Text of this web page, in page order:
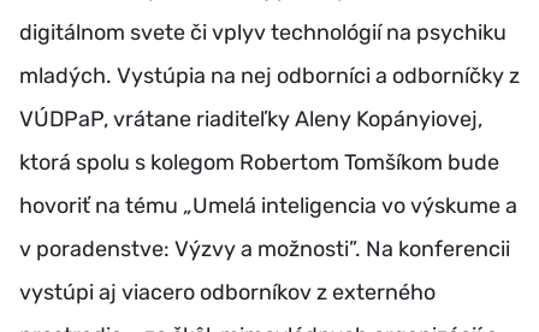
digitálnom svete či vplyv technológií na psychiku
mladých. Vystúpia na nej odborníci a odborníčky z
VÚDPaP, vrátane riaditeľky Aleny Kopányiovej,
ktorá spolu s kolegom Robertom Tomšíkom bude
hovoriť na tému „Umelá inteligencia vo výskume a
v poradenstve: Výzvy a možnosti”. Na konferencii
vystúpi aj viacero odborníkov z externého